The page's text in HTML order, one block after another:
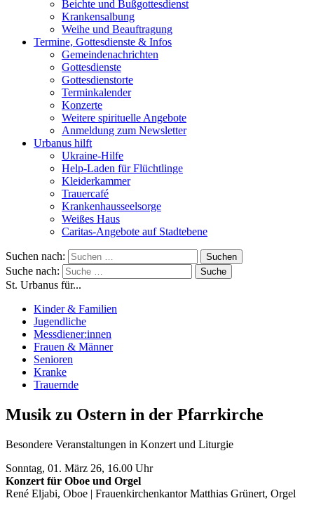
Beichte und Bußgottesdienst
Krankensalbung
Weihe und Beauftragung
Termine, Gottesdienste & Infos
Gemeindenachrichten
Gottesdienste
Gottesdienstorte
Terminkalender
Konzerte
Weitere spirituelle Angebote
Anmeldung zum Newsletter
Urbanus hilft
Ukraine-Hilfe
Help-Laden für Flüchtlinge
Kleiderkammer
Trauercafé
Krankenhausseelsorge
Weißes Haus
Caritas-Angebote auf Stadtebene
Suchen nach:
Suche nach:
St. Urbanus für...
Kinder & Familien
Jugendliche
Messdiener:innen
Frauen & Männer
Senioren
Kranke
Trauernde
Musik zu Ostern in der Pfarrkirche
Besondere Veranstaltungen in Konzert und Liturgie
Sonntag, 01. März 26, 16.00 Uhr
Konzert für Oboe und Orgel
René Eljabi, Oboe | Frauenkirchenkantor Matthias Grünert, Orgel